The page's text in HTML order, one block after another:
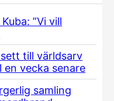
”Vi vill
till världsarv
en vecka senare
samling